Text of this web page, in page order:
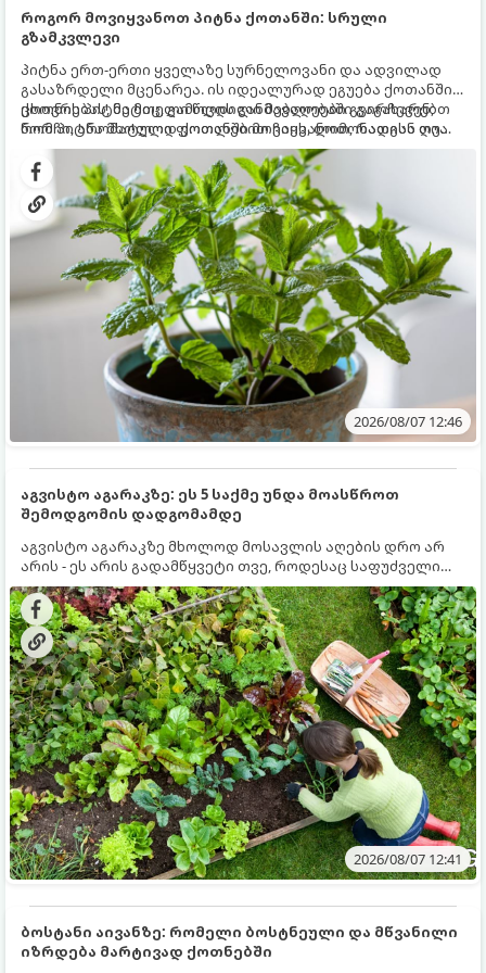
როგორ მოვიყვანოთ პიტნა ქოთანში: სრული
გზამკვლევი
პიტნა ერთ-ერთი ყველაზე სურნელოვანი და ადვილად
გასაზრდელი მცენარეა. ის იდეალურად ეგუება ქოთანში
ცხოვრებას, მეტიც, გამოცდილი მებაღეები გვირჩევენ,
რომ პიტნა მხოლოდ ქოთანში მოვიყვანოთ, რადგან ღია
გრუნტში (ბაღში) დარგვისას ის ფესვებით ძალიან
სწრაფად ვრცელდება და სხვა მცენარეებს ავიწროებს.
ქოთნის პიტნა მთელი წლის განმავლობაში გაგახარებთ
ნორჩი, არომატული ფოთლებით ჩაის, ლიმონათისა თუ
კერძებისთვის.
2026/08/07 12:46
აგვისტო აგარაკზე: ეს 5 საქმე უნდა მოასწროთ
შემოდგომის დადგომამდე
აგვისტო აგარაკზე მხოლოდ მოსავლის აღების დრო არ
არის - ეს არის გადამწყვეტი თვე, როდესაც საფუძველი
ეყრება მომავალი წლის მოსავალს და ბაღი მზადდება
შემოდგომა-ზამთრის სეზონისთვის. იმისათვის, რომ
ნიადაგმა ენერგია აღიდგინოს, ხოლო მცენარეებმა
ზამთარს გაუძლონ, აგვისტოს ბოლომდე 5
მნიშვნელოვანი საქმის გაკეთება უნდა მოასწროთ:
2026/08/07 12:41
ბოსტანი აივანზე: რომელი ბოსტნეული და მწვანილი
იზრდება მარტივად ქოთნებში